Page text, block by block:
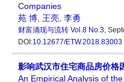
Companies
苑 博 王亮 李勇
财富涌现与流转 Vol.8 No.3,
DOI:10.12677/ETW.2018.83003
影响武汉市住宅商品房价格
An Empirical Analysis of